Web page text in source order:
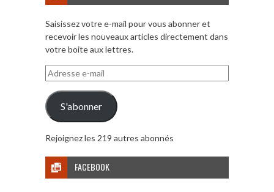
Saisissez votre e-mail pour vous abonner et
recevoir les nouveaux articles directement dans
votre boite aux lettres.
Adresse
e-
mail
S'abonner
Rejoignez les 219 autres abonnés
FACEBOOK